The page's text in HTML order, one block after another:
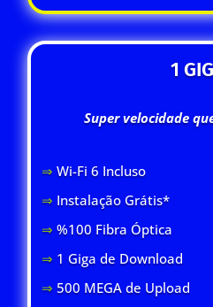
1
Super velocidade
⇒ Wi-Fi 6 Incluso
⇒ Instalação Grátis*
⇒ %100 Fibra Óptica
⇒ 1 Giga de Download
⇒ 500 MEGA de Upload